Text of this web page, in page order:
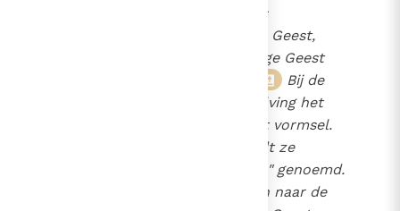
zalving met olie is eveneens
kenmerkend voor de heilige Geest,
zelfs zó dat zalving en heilige Geest
Bij de
christelijke initiatie is de zalving het
sacramentele teken van het vormsel.
In de Oosterse Kerken wordt ze
daarom terecht "chrismatie" genoemd.
Men moet echter teruggaan naar de